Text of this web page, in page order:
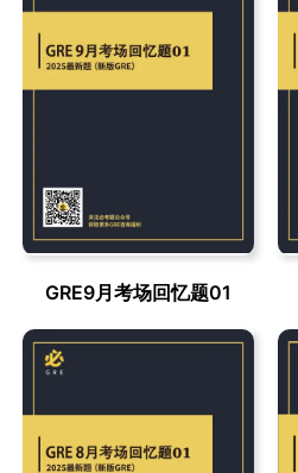
GRE9月考场回忆题01